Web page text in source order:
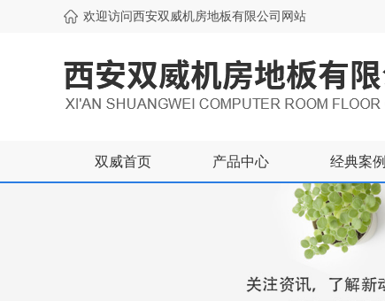
欢迎访问西安双威机房地板有限公司网站
双威首页 产品中心 经典案例